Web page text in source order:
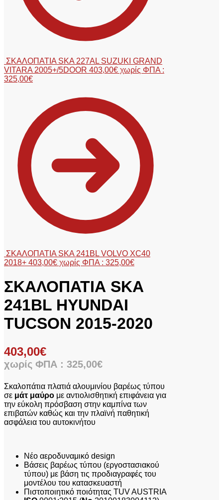
ΣΚΑΛΟΠΑΤΙΑ SKA 227AL SUZUKI GRAND
VITARA 2005+/5DOOR 403,00€ χωρίς ΦΠΑ :
325,00€
ΣΚΑΛΟΠΑΤΙΑ SKA 241BL VOLVO XC40
2018+ 403,00€ χωρίς ΦΠΑ : 325,00€
ΣΚΑΛΟΠΑΤΙΑ SKA
241BL HYUNDAI
TUCSON 2015-2020
403,00€
χωρίς ΦΠΑ : 325,00€
Σκαλοπάτια πλατιά αλουμινίου βαρέως τύπου
σε μάτ μαύρο με αντιολισθητική επιφάνεια για
την εύκολη πρόσβαση στην καμπίνα των
επιβατών καθώς και την πλαϊνή παθητική
ασφάλεια του αυτοκινήτου
Νέο αεροδυναμικό design
Βάσεις βαρέως τύπου (εργοστασιακού
τύπου) με βάση τις προδιαγραφές του
μοντέλου του κατασκευαστή
Πιστοποιητικό ποιότητας TUV AUSTRIA